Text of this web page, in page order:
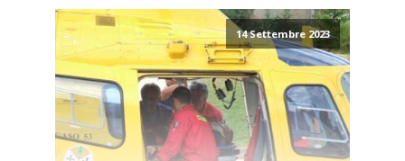
14 Settembre 2023